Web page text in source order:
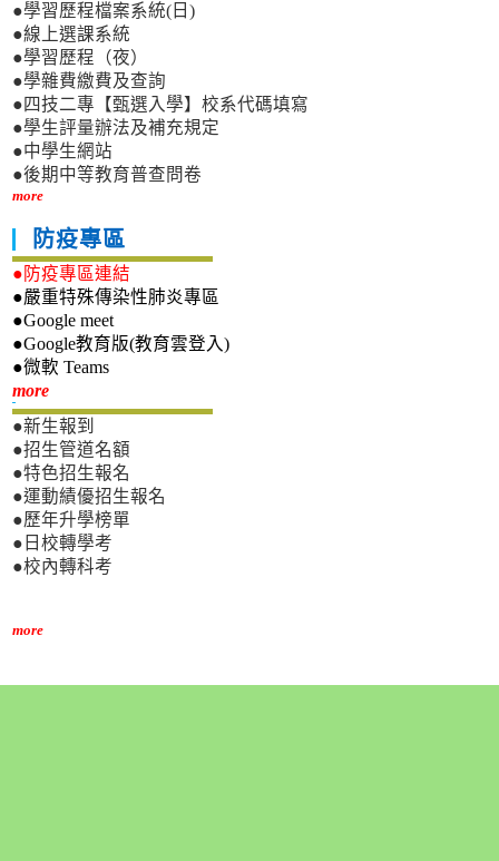
●學習歷程檔案系統(日)
●線上選課系統
●學習歷程（夜）
●學雜費繳費及查詢
●四技二專【甄選入學】校系代碼填寫
●學生評量辦法及補充規定
●中學生網站
●後期中等教育普查問卷
more
防疫專區
●防疫專區連結
●嚴重特殊傳染性肺炎專區
●Google meet
●Google教育版(教育雲登入)
●微軟 Teams
more新生專區
●新生報到
●招生管道名額
●特色招生報名
●運動績優招生報名
●歷年升學榜單
●日校轉學考
●校內轉科考
more